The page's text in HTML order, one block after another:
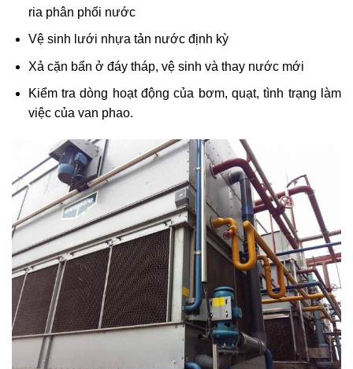
ria phân phối nước
Vệ sinh lưới nhựa tản nước định kỳ
Xả cặn bẩn ở đáy tháp, vệ sinh và thay nước mới
Kiểm tra dòng hoạt động của bơm, quạt, tình trạng làm
việc của van phao.